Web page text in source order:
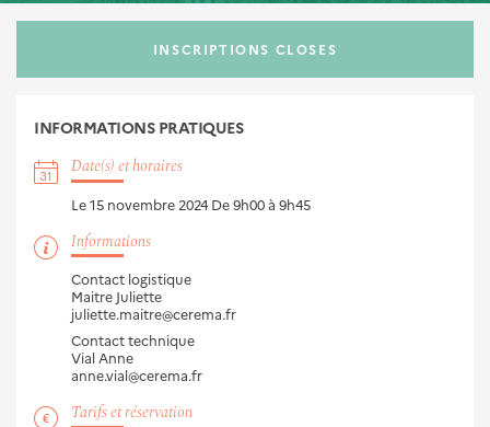
INSCRIPTIONS CLOSES
INFORMATIONS PRATIQUES
Date(s) et horaires
Le 15 novembre 2024 De 9h00 à 9h45
Informations
Contact logistique
Maitre Juliette
juliette.maitre@cerema.fr
Contact technique
Vial Anne
anne.vial@cerema.fr
Tarifs et réservation